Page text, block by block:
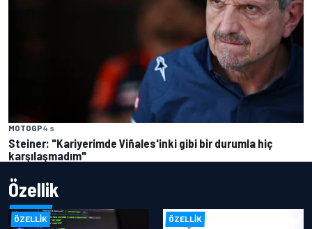
MOTOGP4 s
Steiner: "Kariyerimde Viñales'inki gibi bir durumla hiç
karşılaşmadım"
Özellik
ÖZELLIK ÖZELLIK